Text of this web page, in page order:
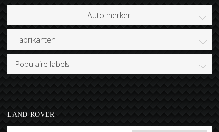
Auto merken
Fabrikanten
Populaire labels
LAND ROVER